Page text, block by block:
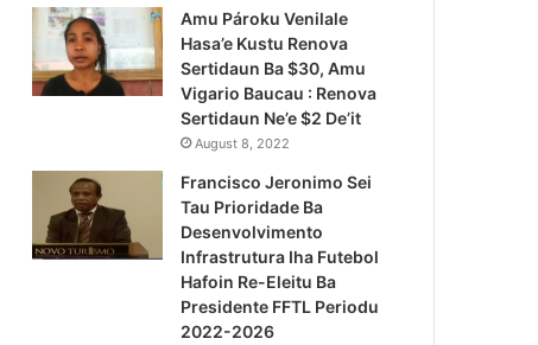
Notísia Kalan
Amu Pároku Venilale
Hasa’e Kustu Renova
Sertidaun Ba $30, Amu
Vigario Baucau : Renova
Sertidaun Ne’e $2 De’it
August 8, 2022
Francisco Jeronimo Sei
Tau Prioridade Ba
Desenvolvimento
Infrastrutura Iha Futebol
Hafoin Re-Eleitu Ba
Presidente FFTL Periodu
2022-2026